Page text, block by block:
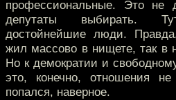
профессиональные. Это не
депутаты выбирать.
достойнейшие люди.
жил массово в нищете, так в
Но к демократии и
это, конечно, отношения
попался, наверное.